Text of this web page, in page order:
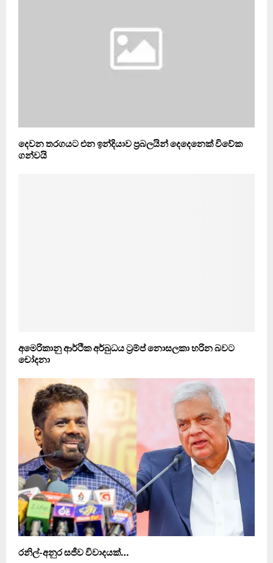
දෙවන තරගයට එන ඉන්දියාව ප්‍රබලයින් දෙදෙනෙක් විවේක
ගන්වයි
අමෙරිකානු ආර්ථික අර්බුධය ට්‍රම්ප් නොසලකා හරින බවට
චෝදනා
රනිල්-අනුර සජීව විවාදයක්…